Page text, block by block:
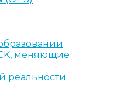
меняющие
реальности